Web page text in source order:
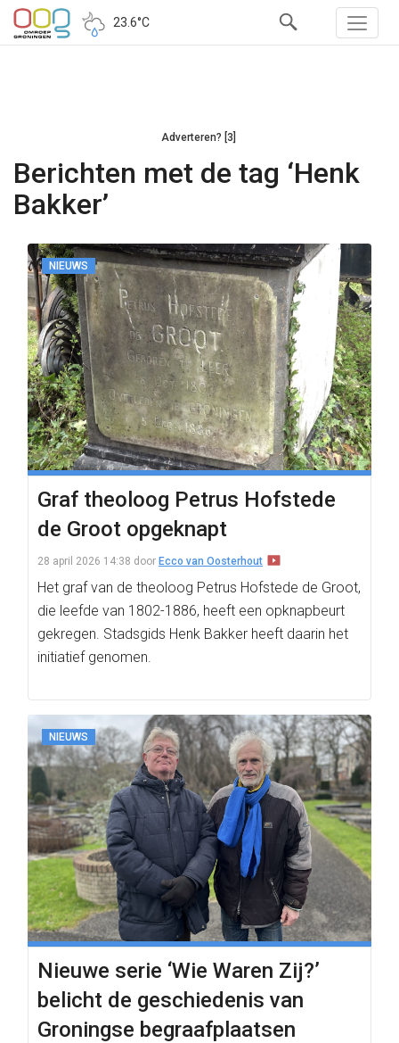
23.6°C
Adverteren? [3]
Berichten met de tag ‘Henk
Bakker’
NIEUWS
Graf theoloog Petrus Hofstede
de Groot opgeknapt
28 april 2026 14:38 door Ecco van Oosterhout
Het graf van de theoloog Petrus Hofstede de Groot,
die leefde van 1802-1886, heeft een opknapbeurt
gekregen. Stadsgids Henk Bakker heeft daarin het
initiatief genomen.
NIEUWS
Nieuwe serie ‘Wie Waren Zij?’
belicht de geschiedenis van
Groningse begraafplaatsen